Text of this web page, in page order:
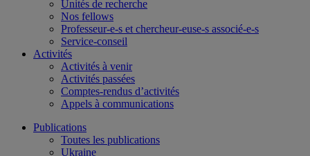
Unités de recherche
Nos fellows
Professeur-e-s et chercheur-euse-s associé-e-s
Service-conseil
Activités
Activités à venir
Activités passées
Comptes-rendus d’activités
Appels à communications
Publications
Toutes les publications
Ukraine